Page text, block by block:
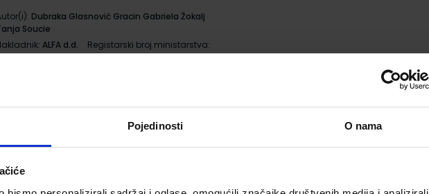
Pojedinosti O nama
Dubraka Glasnović Gracin Gabriela Žokalj
Soucie
ALFA d.d.
Registarski broj ministarstva:
iz matematike za prvi razred
DOM